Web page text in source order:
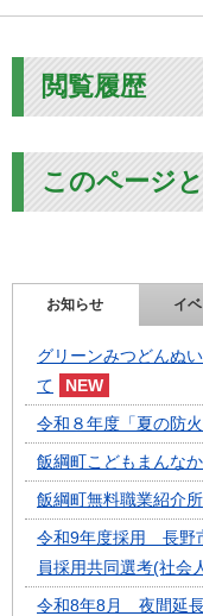
閲覧履歴
このページ
お知らせ イ
グリーンみつどんぬ
て
令和８年度「夏の防
飯綱町こどもまんな
飯綱町無料職業紹介所
令和9年度採用 長野
員採用共同選考(社会
令和8年8月 夜間延